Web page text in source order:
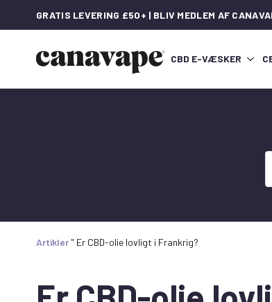
GRATIS LEVERING £50+ | BLIV MEDLEM AF
CBD E-VÆSKER
Artikler " Er CBD-olie lovligt i Frankrig?